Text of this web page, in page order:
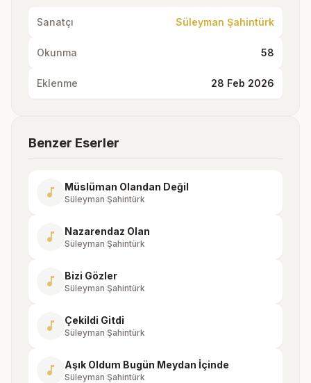
Sanatçı Süleyman Şahintürk
Okunma 58
Eklenme 28 Feb 2026
Benzer Eserler
music_note Müslüman Olandan Değil
Süleyman Şahintürk
music_note Nazarendaz Olan
Süleyman Şahintürk
music_note Bizi Gözler
Süleyman Şahintürk
music_note Çekildi Gitdi
Süleyman Şahintürk
music_note Aşık Oldum Bugün Meydan İçinde
Süleyman Şahintürk